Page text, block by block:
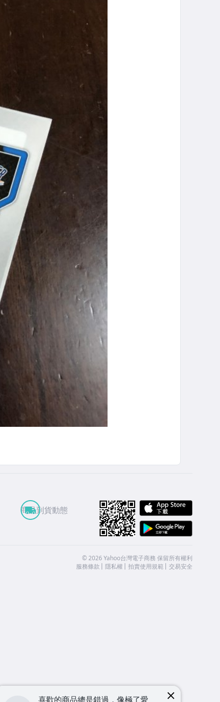
商品到貨動態
©2026 Yahoo台灣電子商務 保留所有權利
服務條款
隱私權 拍賣使用規範 交易安全